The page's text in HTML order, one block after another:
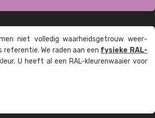
niet volledig waarheids­­getrouw weer­
referentie. We raden aan een fysieke RAL-
U heeft al een RAL-kleuren­waaier voor
Kambier BV